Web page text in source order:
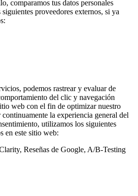
comparamos tus datos personales
proveedores externos, si ya
podemos rastrear y evaluar de
del clic y navegación
web con el fin de optimizar nuestro
la experiencia general del
utilizamos los siguientes
en este sitio web:
Reseñas de Google, A/B-Testing